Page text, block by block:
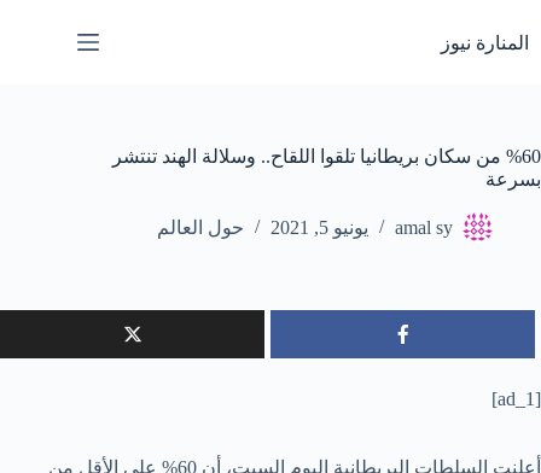
إلى
المحتوى
المنارة نيوز
%60 من سكان بريطانيا تلقوا اللقاح.. وسلالة الهند تنتشر
بسرعة
amal sy يونيو 5, 2021 حول العالم
[ad_1]
أعلنت السلطات البريطانية اليوم السبت، أن 60% على الأقل من